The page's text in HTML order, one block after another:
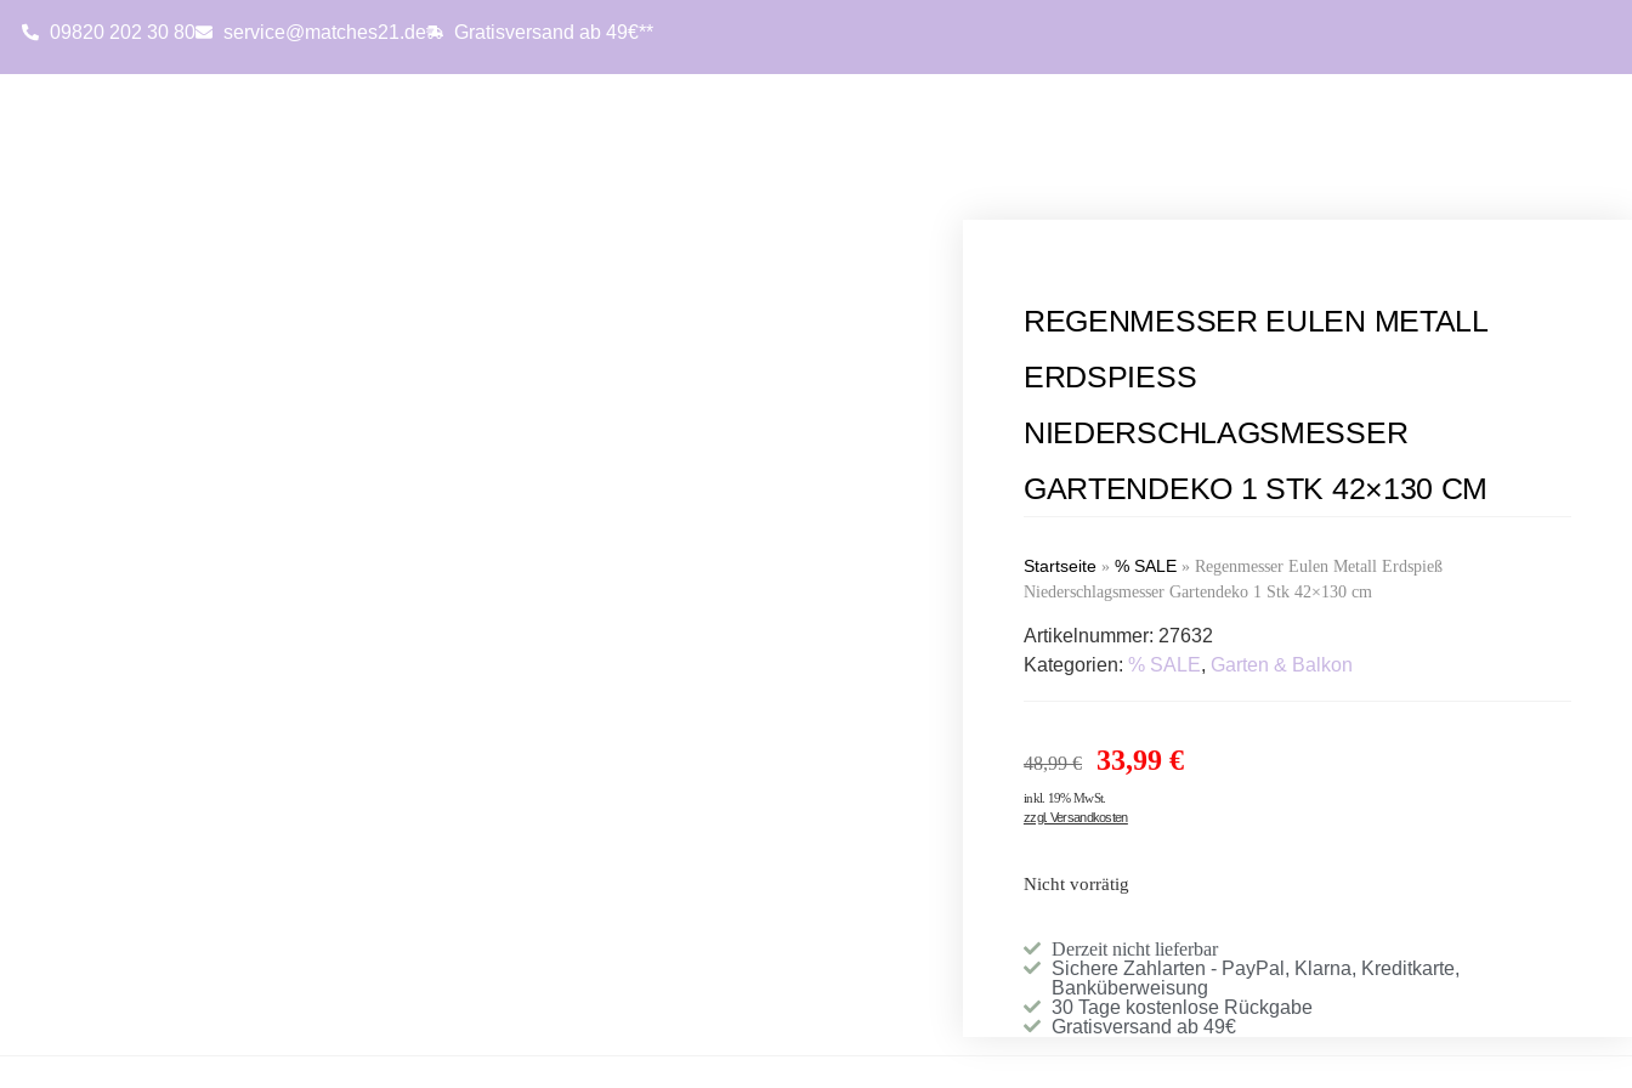
09820 202 30 80 service@matches21.de Gratisversand ab 49€**
REGENMESSER EULEN METALL
ERDSPIESS N
IEDERSCHLAGSMESSER G
ARTENDEKO 1 STK 42×130 CM
Startseite» % SALE» Regenmesser Eulen Metall Erdspieß
Niederschlagsmesser Gartendeko 1 Stk 42×130 cm
Artikelnummer: 27632
Kategorien: % SALE, Garten & Balkon
48,99€ 33,99 €
inkl. 19% MwSt.
zzgl. Versandkosten
Nicht vorrätig
Derzeit nicht lieferbar
Sichere Zahlarten - PayPal, Klarna, Kreditkarte,
Banküberweisung
30 Tage kostenlose Rückgabe
Gratisversand ab 49€